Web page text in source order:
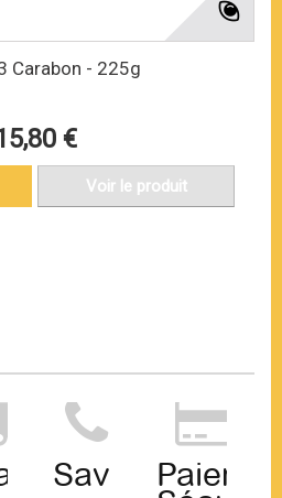
Carabon - 225g
€
Voir le produit
Sav